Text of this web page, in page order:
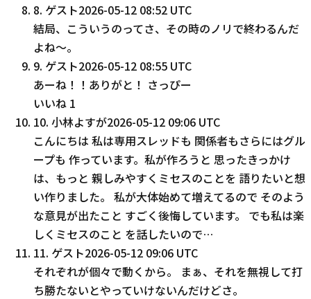
8. ゲスト2026-05-12 08:52 UTC
結局、こういうのってさ、その時のノリで終わるんだ
よね〜。
9. ゲスト2026-05-12 08:55 UTC
あーね！！ありがと！ さっぴー
いいね 1
10. 小林よすが2026-05-12 09:06 UTC
こんにちは 私は専用スレッドも 関係者もさらにはグル
ープも 作っています。私が作ろうと 思ったきっかけ
は、もっと 親しみやすくミセスのことを 語りたいと想
い作りました。 私が大体始めて増えてるので そのよう
な意見が出たこと すごく後悔しています。 でも私は楽
しくミセスのこと を話したいので…
11. ゲスト2026-05-12 09:06 UTC
それぞれが個々で動くから。 まぁ、それを無視して打
ち勝たないとやっていけないんだけどさ。